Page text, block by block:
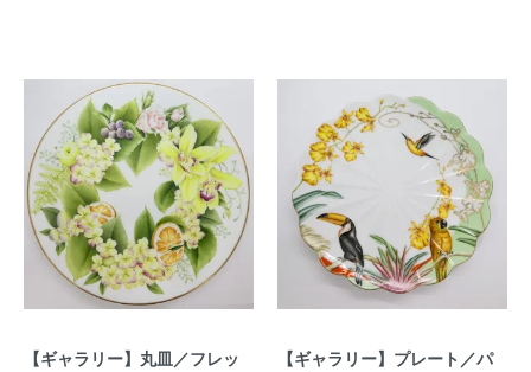
【ギャラリー】丸皿／フレッ
【ギャラリー】プレート／パ